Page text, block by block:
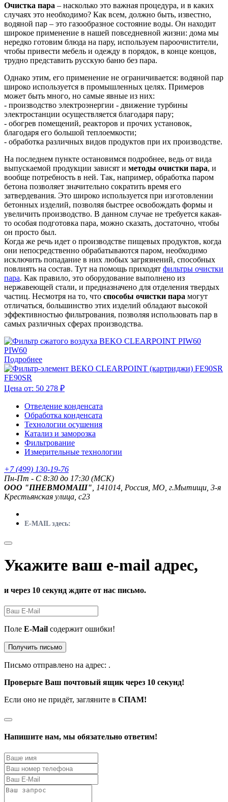
Очистка пара – насколько это важная процедура, и в каких
случаях это необходимо? Как всем, должно быть, известно,
водяной пар – это газообразное состояние воды. Он находит
широкое применение в нашей повседневной жизни: дома мы
нередко готовим блюда на пару, используем пароочистители,
чтобы привести мебель и одежду в порядок, в конце концов,
трудно представить русскую баню без пара.
Однако этим, его применение не ограничивается: водяной пар
широко используется в промышленных целях. Примеров
может быть много, но самые явные из них:
- производство электроэнергии - движение турбины
электростанции осуществляется благодаря пару;
- обогрев помещений, реакторов и прочих установок,
благодаря его большой теплоемкости;
- обработка различных видов продуктов при их производстве.
На последнем пункте остановимся подробнее, ведь от вида
выпускаемой продукции зависят и методы очистки пара, и
вообще потребность в ней. Так, например, обработка паром
бетона позволяет значительно сократить время его
затвердевания. Это широко используется при изготовлении
бетонных изделий, позволяя быстрее освобождать формы и
увеличить производство. В данном случае не требуется какая-
то особая подготовка пара, можно сказать, достаточно, чтобы
он просто был.
Когда же речь идет о производстве пищевых продуктов, когда
они непосредственно обрабатываются паром, необходимо
исключить попадание в них любых загрязнений, способных
повлиять на состав. Тут на помощь приходят фильтры очистки
пара. Как правило, это оборудование выполнено из
нержавеющей стали, и предназначено для отделения твердых
частиц. Несмотря на то, что способы очистки пара могут
отличаться, большинство этих изделий обладают высокой
эффективностью фильтрования, позволяя использовать пар в
самых различных сферах производства.
PIW60
Подробнее
FE90SR
Цена от: 50 278 ₽
Отведение конденсата
Обработка конденсата
Технологии осушения
Катализ и заморозка
Фильтрование
Измерительные технологии
+7 (499) 130-19-76
Пн-Пт - C 8:30 до 17:30 (МСК)
ООО "ПНЕВМОМАШ" , 141014, Россия, МО, г.Мытищи, 3-я
Крестьянская улица, с23
E-MAIL здесь:
Укажите ваш e-mail адрес,
и через 10 секунд ждите от нас письмо.
Поле E-Mail содержит ошибки!
Получить письмо
Письмо отправлено на адрес: .
Проверьте Ваш почтовый ящик через 10 секунд!
Если оно не придёт, загляните в СПАМ!
Напишите нам, мы обязательно ответим!